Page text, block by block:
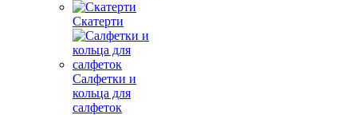
Скатерти
Салфетки и
кольца для
салфеток